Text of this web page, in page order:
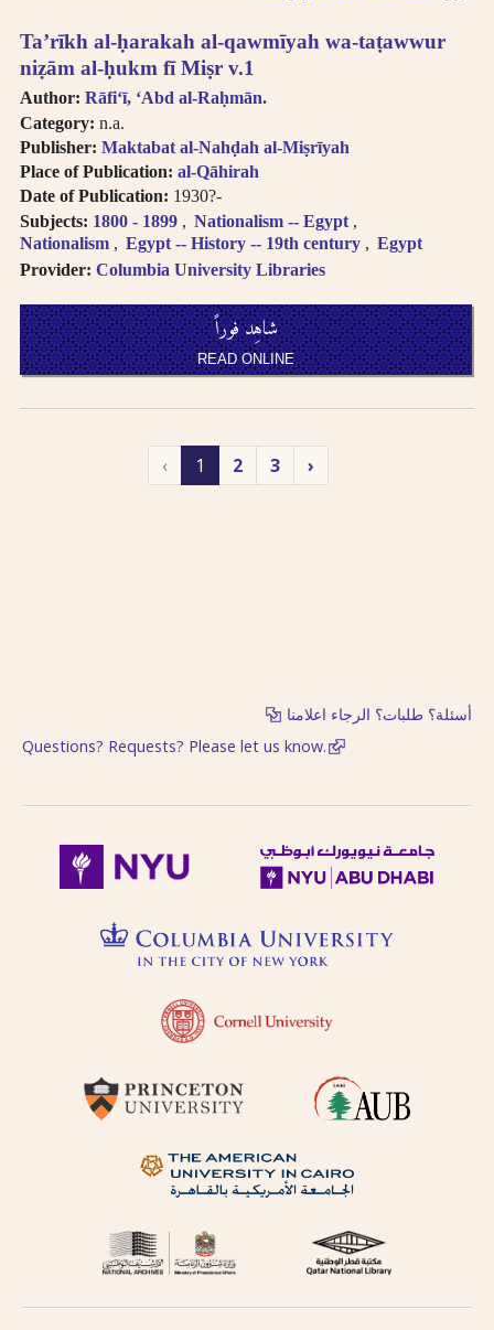
Taʼrīkh al-ḥarakah al-qawmīyah wa-taṭawwur
niẓām al-ḥukm fī Miṣr v.1
Author: Rāfiʻī, ʻAbd al-Raḥmān.
Category: n.a.
Publisher: Maktabat al-Nahḍah al-Miṣrīyah
Place of Publication: al-Qāhirah
Date of Publication: 1930?-
Subjects: 1800 - 1899
Nationalism -- Egypt
Nationalism
Egypt -- History -- 19th century
Egypt
Provider: Columbia University Libraries
شاهِد فوراً
READ ONLINE
‹ 1 2 3 ›
أسئلة؟ طلبات؟ الرجاء اعلامنا
Questions? Requests? Please let us know.